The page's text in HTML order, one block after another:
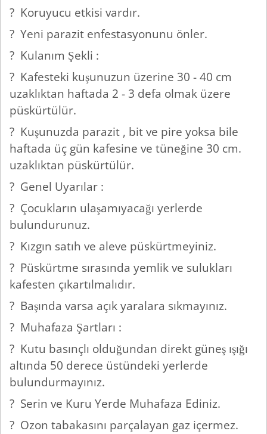
? Koruyucu etkisi vardır.
? Yeni parazit enfestasyonunu önler.
? Kulanım Şekli :
? Kafesteki kuşunuzun üzerine 30 - 40 cm
uzaklıktan haftada 2 - 3 defa olmak üzere
püskürtülür.
? Kuşunuzda parazit , bit ve pire yoksa bile
haftada üç gün kafesine ve tüneğine 30 cm.
uzaklıktan püskürtülür.
? Genel Uyarılar :
? Çocukların ulaşamıyacağı yerlerde
bulundurunuz.
? Kızgın satıh ve aleve püskürtmeyiniz.
? Püskürtme sırasında yemlik ve sulukları
kafesten çıkartılmalıdır.
? Başında varsa açık yaralara sıkmayınız.
? Muhafaza Şartları :
? Kutu basınçlı olduğundan direkt güneş ışığı
altında 50 derece üstündeki yerlerde
bulundurmayınız.
? Serin ve Kuru Yerde Muhafaza Ediniz.
? Ozon tabakasını parçalayan gaz içermez.